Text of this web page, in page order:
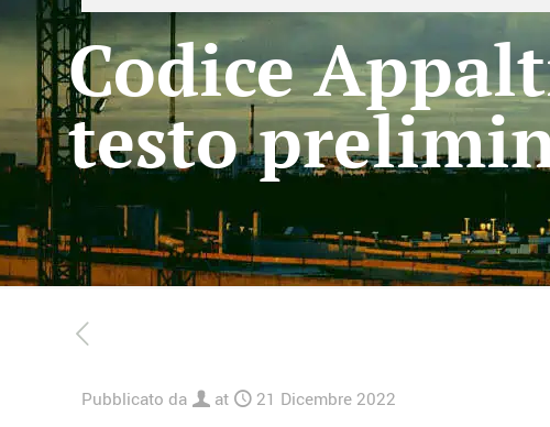
Codice
testo
Pubblicato da at 21 Dicembre 2022